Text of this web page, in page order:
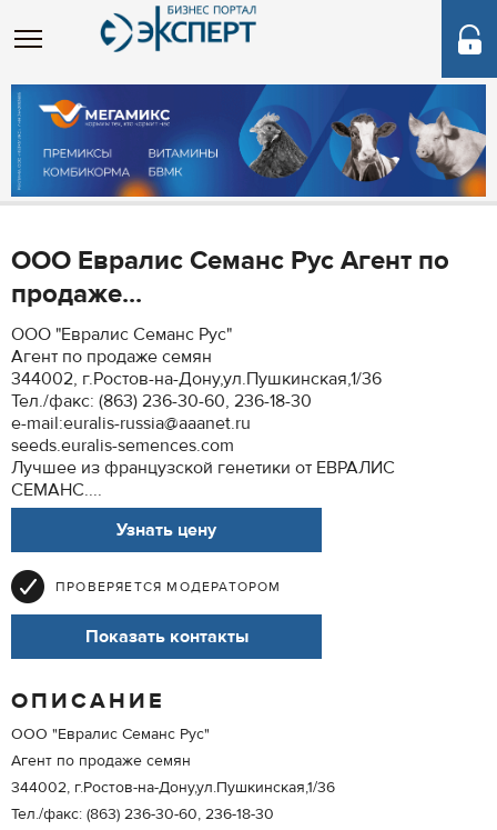
ООО Евралис Семанс Рус Агент по
продаже...
ООО "Евралис Семанс Рус"
Агент по продаже семян
344002, г.Ростов-на-Дону,ул.Пушкинская,1/36
Тел./факс: (863) 236-30-60, 236-18-30
e-mail:euralis-russia@aaanet.ru
seeds.euralis-semences.com
Лучшее из французской генетики от ЕВРАЛИС
СЕМАНС....
Узнать цену
ПРОВЕРЯЕТСЯ МОДЕРАТОРОМ
Показать контакты
ОПИСАНИЕ
ООО "Евралис Семанс Рус"
Агент по продаже семян
344002, г.Ростов-на-Дону,ул.Пушкинская,1/36
Тел./факс: (863) 236-30-60, 236-18-30